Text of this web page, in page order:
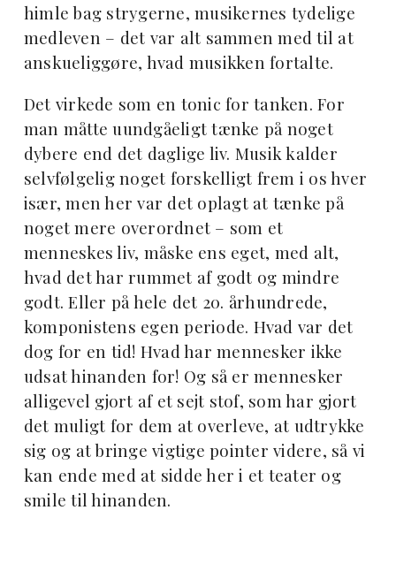
himle bag strygerne, musikernes tydelige
medleven – det var alt sammen med til at
anskueliggøre, hvad musikken fortalte.
Det virkede som en tonic for tanken. For
man måtte uundgåeligt tænke på noget
dybere end det daglige liv. Musik kalder
selvfølgelig noget forskelligt frem i os hver
især, men her var det oplagt at tænke på
noget mere overordnet – som et
menneskes liv, måske ens eget, med alt,
hvad det har rummet af godt og mindre
godt. Eller på hele det 20. århundrede,
komponistens egen periode. Hvad var det
dog for en tid! Hvad har mennesker ikke
udsat hinanden for! Og så er mennesker
alligevel gjort af et sejt stof, som har gjort
det muligt for dem at overleve, at udtrykke
sig og at bringe vigtige pointer videre, så vi
kan ende med at sidde her i et teater og
smile til hinanden.